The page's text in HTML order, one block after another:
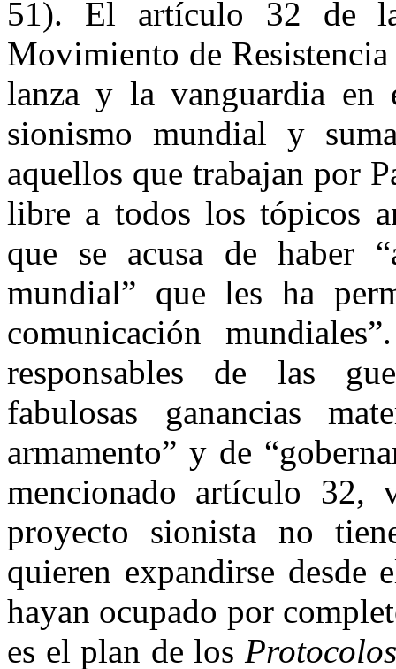
51). El artículo 32 de
Movimiento de
lanza y la vanguardia
sionismo mundial y
aquellos que trabajan por
libre a todos los tópicos
que se acusa de haber
mundial” que les ha
comunicación
responsables de las
fabulosas ganancias
armamento” y de
mencionado artículo
proyecto sionista no
quieren expandirse desde
hayan ocupado por
es el plan de los